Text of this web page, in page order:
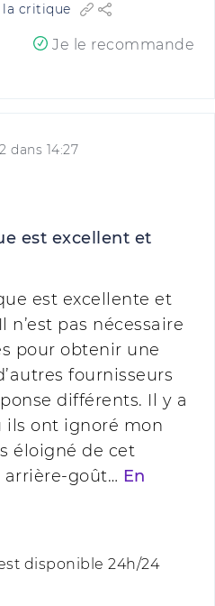
la critique
Je le recommande
dans 14:27
est excellent et
est excellente et
pas nécessaire
pour obtenir une
fournisseurs
différents. Il y a
ils ont ignoré mon
éloigné de cet
arrière-goût… En
disponible 24h/24